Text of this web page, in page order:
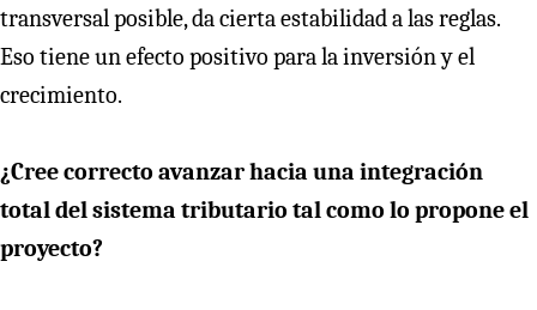
transversal posible, da cierta estabilidad a las reglas.
Eso tiene un efecto positivo para la inversión y el
crecimiento.
¿Cree correcto avanzar hacia una integración
total del sistema tributario tal como lo propone el
proyecto?